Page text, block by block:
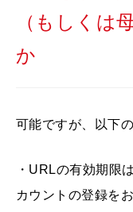
（もしくは
か
可能ですが、以下
・URLの有効期限
カウントの登録を